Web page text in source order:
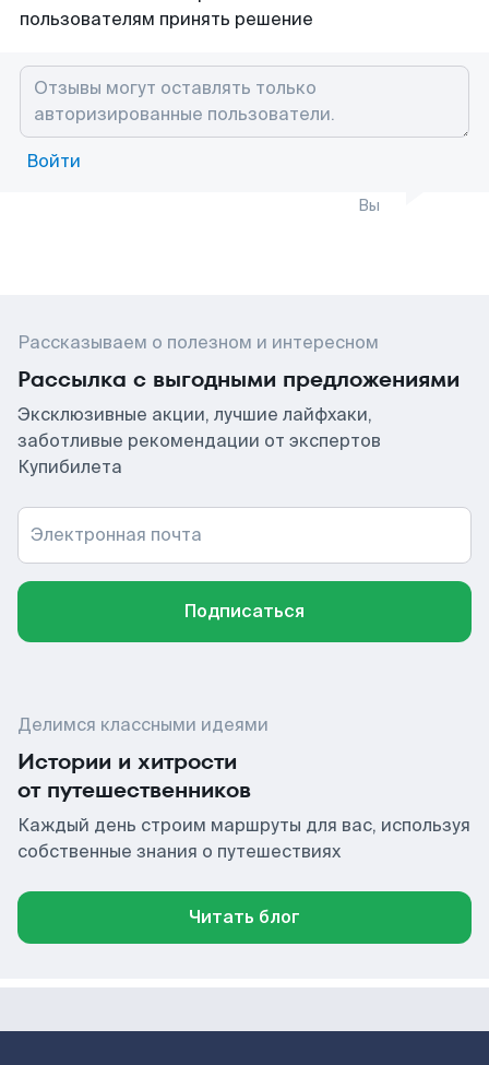
пользователям принять решение
Войти
Вы
Рассказываем о полезном и интересном
Рассылка с выгодными предложениями
Эксклюзивные акции, лучшие лайфхаки,
заботливые рекомендации от экспертов
Купибилета
Электронная почта
Подписаться
Делимся классными идеями
Истории и хитрости
от путешественников
Каждый день строим маршруты для вас, используя
собственные знания о путешествиях
Читать блог